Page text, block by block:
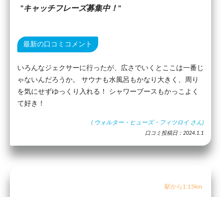
キャッチフレーズ募集中！
最新の口コミコメント
いろんなジェクサーに行ったが、広さでいくとここは一番じ
ゃないんだろうか。 サウナも水風呂もかなり大きく、周り
を気にせずゆっくり入れる！ シャワーブースもかっこよく
て好き！
( ウォルター・ヒューズ・フィツロイ さん)
口コミ投稿日：2024.1.1
駅から1.15km